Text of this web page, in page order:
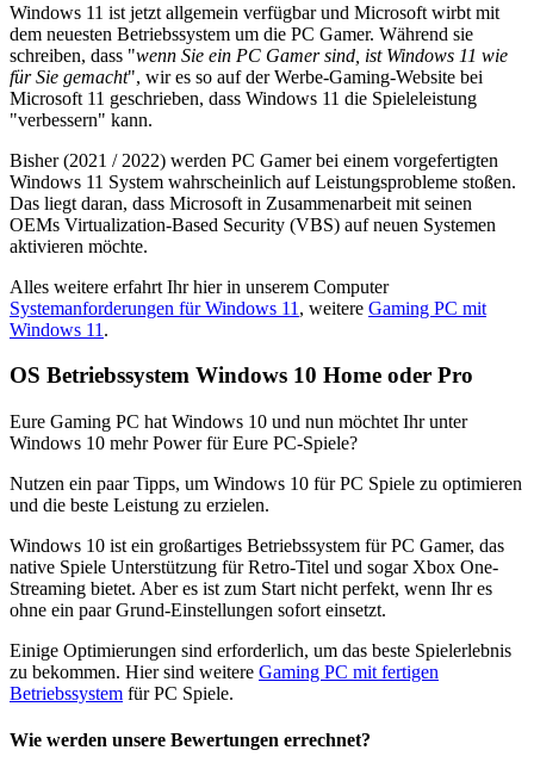
Windows 11 ist jetzt allgemein verfügbar und Microsoft wirbt mit
dem neuesten Betriebssystem um die PC Gamer. Während sie
schreiben, dass "wenn Sie ein PC Gamer sind, ist Windows 11 wie
für Sie gemacht", wir es so auf der Werbe-Gaming-Website bei
Microsoft 11 geschrieben, dass Windows 11 die Spieleleistung
"verbessern" kann.
Bisher (2021 / 2022) werden PC Gamer bei einem vorgefertigten
Windows 11 System wahrscheinlich auf Leistungsprobleme stoßen.
Das liegt daran, dass Microsoft in Zusammenarbeit mit seinen
OEMs Virtualization-Based Security (VBS) auf neuen Systemen
aktivieren möchte.
Alles weitere erfahrt Ihr hier in unserem Computer
Systemanforderungen für Windows 11 , weitere Gaming PC mit
Windows 11 .
OS Betriebssystem Windows 10 Home oder Pro
Eure Gaming PC hat Windows 10 und nun möchtet Ihr unter
Windows 10 mehr Power für Eure PC-Spiele?
Nutzen ein paar Tipps, um Windows 10 für PC Spiele zu optimieren
und die beste Leistung zu erzielen.
Windows 10 ist ein großartiges Betriebssystem für PC Gamer, das
native Spiele Unterstützung für Retro-Titel und sogar Xbox One-
Streaming bietet. Aber es ist zum Start nicht perfekt, wenn Ihr es
ohne ein paar Grund-Einstellungen sofort einsetzt.
Einige Optimierungen sind erforderlich, um das beste Spielerlebnis
zu bekommen. Hier sind weitere Gaming PC mit fertigen
Betriebssystem für PC Spiele.
Wie werden unsere Bewertungen errechnet?